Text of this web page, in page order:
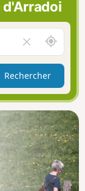
l
a
i
g
a
t
i
o
n
d'Arradoi
i
d
e
r
l
e
c
h
a
m
p
A
u
t
u
r
d
e
m
o
i
Rechercher